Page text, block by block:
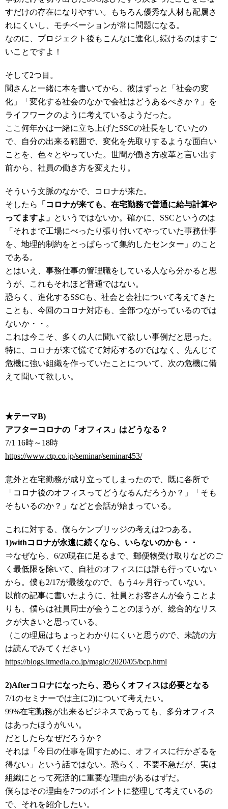
すだけの存在になりやすい。もちろん優秀な人材も配属さ
れにくいし、モチベーションが常に問題になる。
なのに、プロジェクト後もこんなに進化し続けるのはすご
いことですよ！
そして2つ目。
関さんと一緒に本を書いてから、彼はずっと「社会の変
化」「変化する社会のなかで会社はどうあるべきか？」を
ライフワークのように考えているようだった。
ここ何年かは一緒に立ち上げたSSCの社長をしていたの
で、自分の出来る範囲で、変化を先取りするような面白い
ことを、色々とやっていた。世間が働き方改革と言い出す
前から、社員の働き方を変えたり。
そういう文脈のなかで、コロナが来た。
そしたら
「コロナが来ても、在宅勤務で普通に給与計算や
ってますよ」 というではないか。確かに、SSCというのは
「それまで工場にべったり張り付いてやっていた事務仕事
を、地理的制約をとっぱらって集約したセンター」のこと
である。
とはいえ、事務仕事の管理職をしている人なら分かると思
うが、これもそれほど普通ではない。
恐らく、進化するSSCも、社会と会社について考えてきた
ことも、今回のコロナ対応も、全部つながっているのでは
ないか・・。
これは今こそ、多くの人に聞いて欲しい事例だと思った。
特に、コロナが来て慌てて対応するのではなく、先んじて
危機に強い組織を作っていたことについて、次の危機に備
えて聞いて欲しい。
★テーマB)
アフターコロナの「オフィス」はどうなる？
7/1 16時～18時
https://www.ctp.co.jp/seminar/seminar453/
意外と在宅勤務が成り立ってしまったので、既に各所で
「コロナ後のオフィスってどうなるんだろうか？」「そも
そもいるのか？」などと会話が始まっている。
これに対する、僕らケンブリッジの考えは2つある。
1)withコロナが永遠に続くなら、いらないのかも・・
⇒なぜなら、6/20現在に足るまで、郵便物受け取りなどのご
く最低限を除いて、自社のオフィスには誰も行っていない
から。僕も2/17が最後なので、もう4ヶ月行っていない。
以前の記事に書いたように、社員とお客さんが会うことよ
りも、僕らは社員同士が会うことのほうが、総合的なリス
クが大きいと思っている。
（この理屈はちょっとわかりにくいと思うので、未読の方
は読んでみてください）
https://blogs.itmedia.co.jp/magic/2020/05/bcp.html
2)Afterコロナになったら、恐らくオフィスは必要となる
7/1のセミナーでは主に2)について考えたい。
99%在宅勤務が出来るビジネスであっても、多分オフィス
はあったほうがいい。
だとしたらなぜだろうか？
それは「今日の仕事を回すために、オフィスに行かざるを
得ない」という話ではない。恐らく、不要不急だが、実は
組織にとって死活的に重要な理由があるはずだ。
僕らはその理由を7つのポイントに整理して考えているの
で、それを紹介したい。